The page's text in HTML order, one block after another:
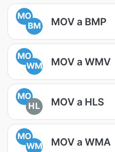
MO
BM
MOV a BMP
MO
WM
MOV a WMV
MO
HL
MOV a HLS
MO
WM
MOV a WMA